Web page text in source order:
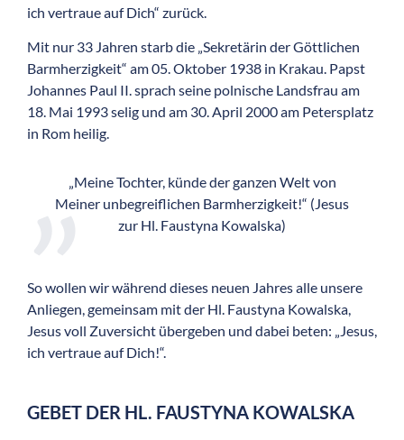
ich vertraue auf Dich“ zurück.
Mit nur 33 Jahren starb die „Sekretärin der Göttlichen
Barmherzigkeit“ am 05. Oktober 1938 in Krakau. Papst
Johannes Paul II. sprach seine polnische Landsfrau am
18. Mai 1993 selig und am 30. April 2000 am Petersplatz
in Rom heilig.
„Meine Tochter, künde der ganzen Welt von
Meiner unbegreiflichen Barmherzigkeit!“ (Jesus
zur Hl. Faustyna Kowalska)
So wollen wir während dieses neuen Jahres alle unsere
Anliegen, gemeinsam mit der Hl. Faustyna Kowalska,
Jesus voll Zuversicht übergeben und dabei beten: „Jesus,
ich vertraue auf Dich!“.
GEBET DER HL. FAUSTYNA KOWALSKA